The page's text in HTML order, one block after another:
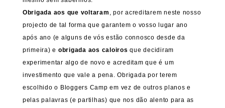
Obrigada aos que voltaram
, por acreditarem neste nosso
projecto de tal forma que garantem o vosso lugar ano
após ano (e alguns de vós estão connosco desde da
primeira) e obrigada aos caloiros que decidiram
experimentar algo de novo e acreditam que é um
investimento que vale a pena. Obrigada por terem
escolhido o Bloggers Camp em vez de outros planos e
pelas palavras (e partilhas) que nos dão alento para as